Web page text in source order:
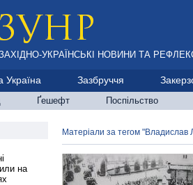
УКРАЇНСЬКІ НОВИНИ ТА
Україна Зазбруччя
Ґешефт Поспільство
на
Матеріали за тегом "Владислав